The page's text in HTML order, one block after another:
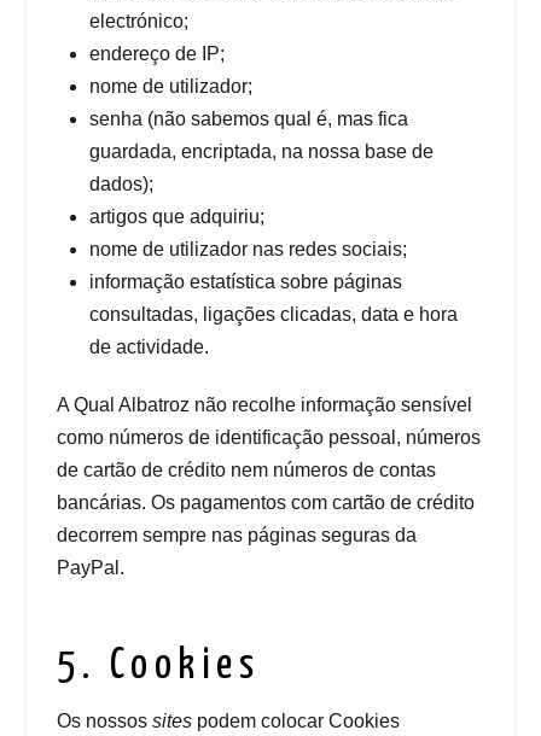
electrónico;
endereço de IP;
nome de utilizador;
senha (não sabemos qual é, mas fica
guardada, encriptada, na nossa base de
dados);
artigos que adquiriu;
nome de utilizador nas redes sociais;
informação estatística sobre páginas
consultadas, ligações clicadas, data e hora
de actividade.
A Qual Albatroz não recolhe informação sensível
como números de identificação pessoal, números
de cartão de crédito nem números de contas
bancárias. Os pagamentos com cartão de crédito
decorrem sempre nas páginas seguras da
PayPal.
5. Cookies
Os nossossites podem colocar Cookies